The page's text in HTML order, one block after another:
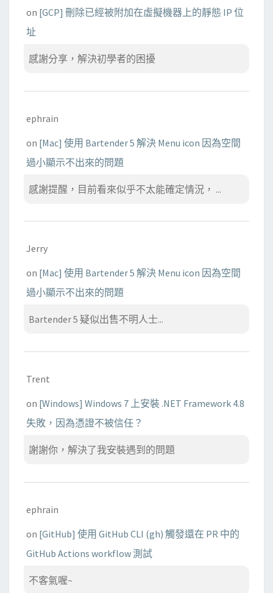
on [GCP] 刪除已經被附加在虛擬機器上的靜態 IP 位
址
感謝分享，解決初學者的困擾
ephrain
on [Mac] 使用 Bartender 5 解決 Menu icon 因為空間
過小顯示不出來的問題
感謝提醒，目前看來似乎不太能確定情況， ...
Jerry
on [Mac] 使用 Bartender 5 解決 Menu icon 因為空間
過小顯示不出來的問題
Bartender 5 疑似出售不明人士...
Trent
on [Windows] Windows 7 上安裝 .NET Framework 4.8
失敗，因為憑證不被信任？
謝謝你，解決了我安裝遇到的問題
ephrain
on [GitHub] 使用 GitHub CLI (gh) 觸發還在 PR 中的
GitHub Actions workflow 測試
不客氣喔~